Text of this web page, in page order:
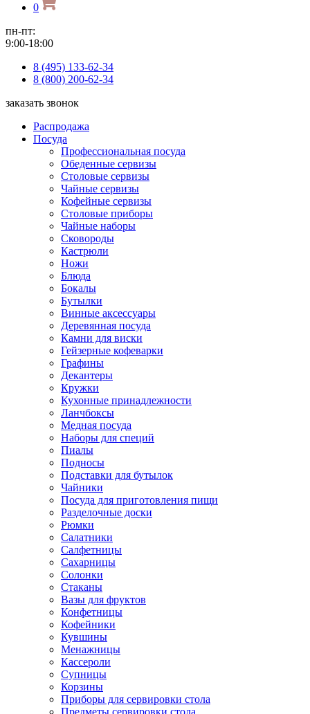
0
пн-пт:
9:00-18:00
8 (495) 133-62-34
8 (800) 200-62-34
заказать звонок
Распродажа
Посуда
Профессиональная посуда
Обеденные сервизы
Столовые сервизы
Чайные сервизы
Кофейные сервизы
Столовые приборы
Чайные наборы
Сковороды
Кастрюли
Ножи
Блюда
Бокалы
Бутылки
Винные аксессуары
Деревянная посуда
Камни для виски
Гейзерные кофеварки
Графины
Декантеры
Кружки
Кухонные принадлежности
Ланчбоксы
Медная посуда
Наборы для специй
Пиалы
Подносы
Подставки для бутылок
Чайники
Посуда для приготовления пищи
Разделочные доски
Рюмки
Салатники
Салфетницы
Сахарницы
Солонки
Стаканы
Вазы для фруктов
Конфетницы
Кофейники
Кувшины
Менажницы
Кассероли
Супницы
Корзины
Приборы для сервировки стола
Предметы сервировки стола